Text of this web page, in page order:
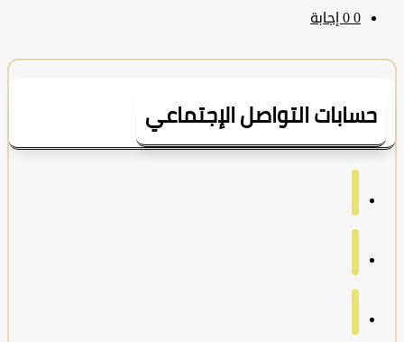
التواصل الإجتماعي